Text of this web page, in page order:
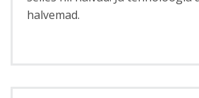
halvemad.